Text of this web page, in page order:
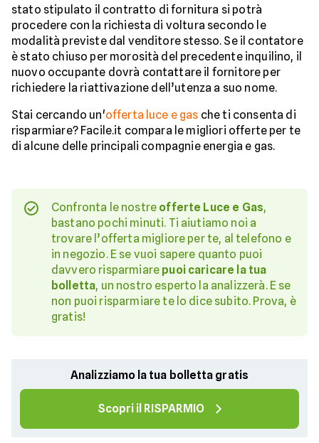
stato stipulato il contratto di fornitura si potrà
procedere con la richiesta di voltura secondo le
modalità previste dal venditore stesso. Se il contatore
è stato chiuso per morosità del precedente inquilino, il
nuovo occupante dovrà contattare il fornitore per
richiedere la riattivazione dell’utenza a suo nome.
Stai cercando un'offerta luce e gas che ti consenta di
risparmiare? Facile.it compara le migliori offerte per te
di alcune delle principali compagnie energia e gas.
Confronta le nostre offerte Luce e Gas,
bastano pochi minuti. Ti aiutiamo noi a
trovare l’offerta migliore per te, al telefono e
in negozio. E se vuoi sapere quanto puoi
davvero risparmiare puoi caricare la tua
bolletta, un nostro esperto la analizzerà. E se
non puoi risparmiare te lo dice subito. Prova, è
gratis!
Analizziamo la tua bolletta gratis
Scopri il RISPARMIO